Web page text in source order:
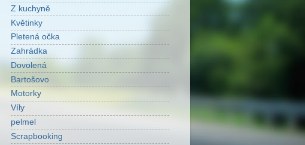
Z kuchyně
Květinky
Pletená očka
Zahrádka
Dovolená
Bartošovo
Motorky
Víly
pelmel
Scrapbooking